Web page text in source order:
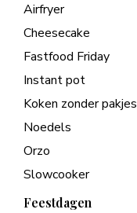
Airfryer
Cheesecake
Fastfood Friday
Instant pot
Koken zonder pakjes
Noedels
Orzo
Slowcooker
Feestdagen